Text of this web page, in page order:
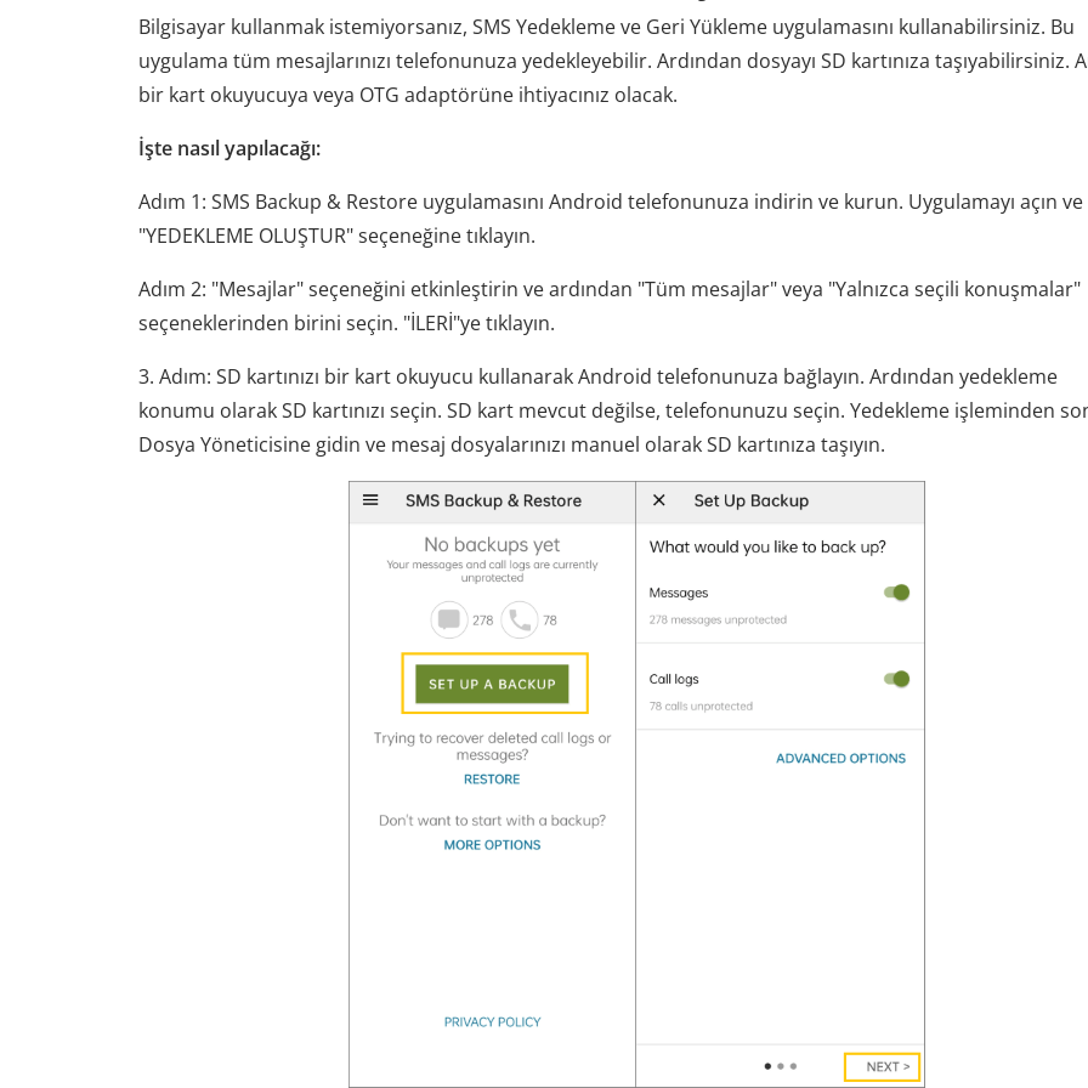
Bilgisayar kullanmak istemiyorsanız, SMS Yedekleme ve Geri Yükleme uygulamasını kullanabilirsiniz. Bu
uygulama tüm mesajlarınızı telefonunuza yedekleyebilir. Ardından dosyayı SD kartınıza taşıyabilirsiniz.
bir kart okuyucuya veya OTG adaptörüne ihtiyacınız olacak.
İşte nasıl yapılacağı:
Adım 1: SMS Backup & Restore uygulamasını Android telefonunuza indirin ve kurun. Uygulamayı açın ve
"YEDEKLEME OLUŞTUR" seçeneğine tıklayın.
Adım 2: "Mesajlar" seçeneğini etkinleştirin ve ardından "Tüm mesajlar" veya "Yalnızca seçili konuşmalar"
seçeneklerinden birini seçin. "İLERİ"ye tıklayın.
3. Adım: SD kartınızı bir kart okuyucu kullanarak Android telefonunuza bağlayın. Ardından yedekleme
konumu olarak SD kartınızı seçin. SD kart mevcut değilse, telefonunuzu seçin. Yedekleme işleminden
Dosya Yöneticisine gidin ve mesaj dosyalarınızı manuel olarak SD kartınıza taşıyın.